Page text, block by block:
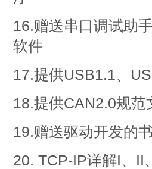
16.赠送串口调试助
软件
17.提供USB1.1、
18.提供CAN2.0规范
19.赠送驱动开发的
20. TCP-IP详解I、II